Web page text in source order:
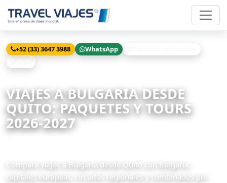
+52 (33) 3647 3988 WhatsApp
VIAJES A BULGARIA DESDE
QUITO: PAQUETES Y TOURS
2026-2027
Compara viajes a Bulgaria desde Quito con Bulgaria,
capitales europeas, circuitos regionales y combinados por